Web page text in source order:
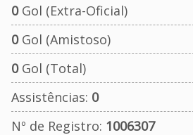
0Gol (Extra-Oficial)
0Gol (Amistoso)
0Gol (Total)
Assistências: 0
Nº de Registro: 1006307